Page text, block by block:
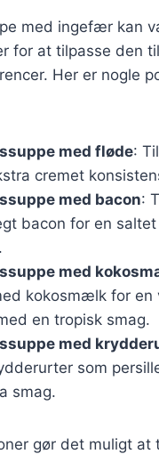
med ingefær kan
for at tilpasse den
Her er nogle
med fløde:
cremet
med bacon:
bacon for en saltet
med
kokosmælk for en
en tropisk smag.
med
som
smag.
gør det muligt at